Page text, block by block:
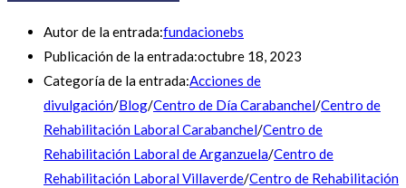
Autor de la entrada:fundacionebs
Publicación de la entrada:octubre 18, 2023
Categoría de la entrada:Acciones de
divulgación/Blog/Centro de Día Carabanchel/Centro de
Rehabilitación Laboral Carabanchel/Centro de
Rehabilitación Laboral de Arganzuela/Centro de
Rehabilitación Laboral Villaverde/Centro de Rehabilitación